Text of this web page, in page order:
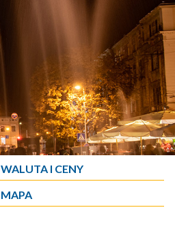
WALUTA I CENY
MAPA